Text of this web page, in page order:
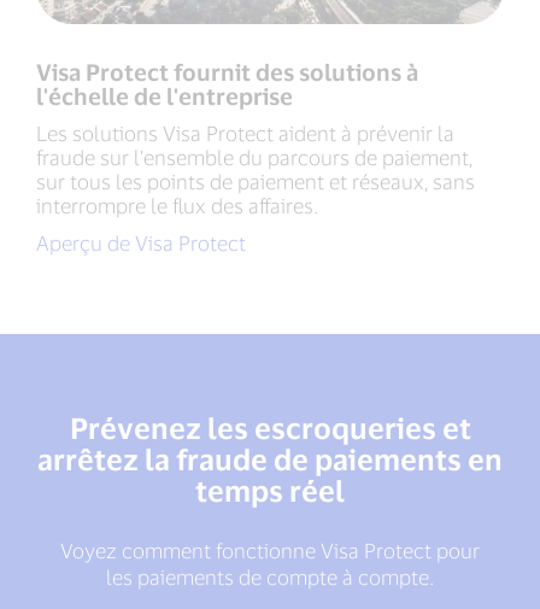
Visa Protect fournit des solutions à
l'échelle de l'entreprise
Les solutions Visa Protect aident à prévenir la
fraude sur l'ensemble du parcours de paiement,
sur tous les points de paiement et réseaux, sans
interrompre le flux des affaires.
Aperçu de Visa Protect
Prévenez les escroqueries et
arrêtez la fraude de paiements en
temps réel
Voyez comment fonctionne Visa Protect pour
les paiements de compte à compte.